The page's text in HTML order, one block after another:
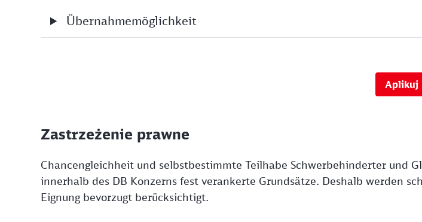
Übernahmemöglichkeit
Aplikuj
Zastrzeżenie prawne
Chancengleichheit und selbstbestimmte Teilhabe Schwerbehinderter und
innerhalb des DB Konzerns fest verankerte Grundsätze. Deshalb werden
Eignung bevorzugt berücksichtigt.